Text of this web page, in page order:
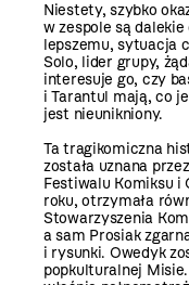
Niestety, szybko
w zespole są
lepszemu, sytuacja
Solo, lider grupy,
interesuje go, czy
i Tarantul mają, co
jest nieunikniony.
Ta tragikomiczna
została uznana
Festiwalu Komiksu i
roku, otrzymała
Stowarzyszenia
a sam Prosiak
i rysunki. Owedyk
popkulturalnej